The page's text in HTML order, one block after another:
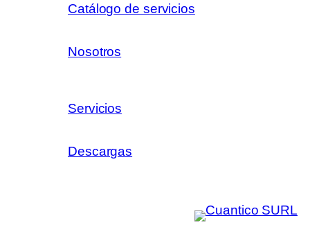
Catálogo de servicios
Nosotros
Servicios
Descargas